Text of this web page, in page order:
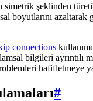
şeklinden
boyutlarını
connections
bilgileri
hafifletmeye
#